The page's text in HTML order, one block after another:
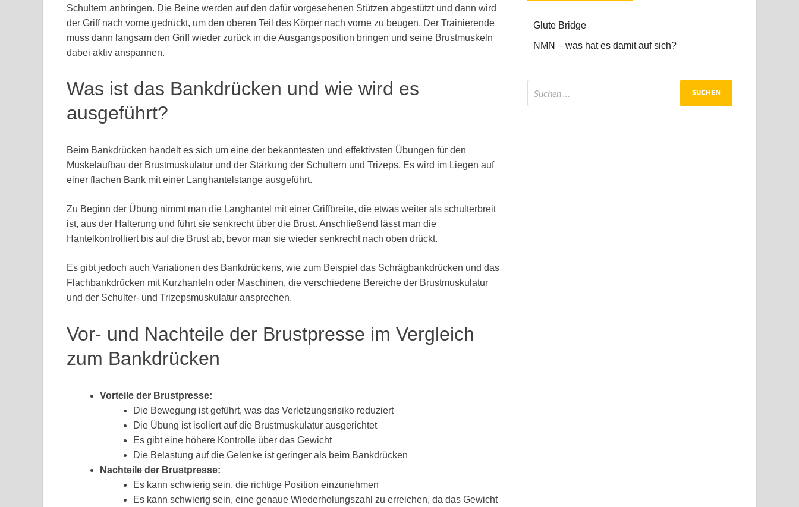
Schultern anbringen. Die Beine werden auf den dafür vorgesehenen Stützen abgestützt und dann wird
der Griff nach vorne gedrückt, um den oberen Teil des Körper nach vorne zu beugen. Der Trainierende
muss dann langsam den Griff wieder zurück in die Ausgangsposition bringen und seine Brustmuskeln
dabei aktiv anspannen.
Was ist das Bankdrücken und wie wird es
ausgeführt?
Beim Bankdrücken handelt es sich um eine der bekanntesten und effektivsten Übungen für den
Muskelaufbau der Brustmuskulatur und der Stärkung der Schultern und Trizeps. Es wird im Liegen auf
einer flachen Bank mit einer Langhantelstange ausgeführt.
Zu Beginn der Übung nimmt man die Langhantel mit einer Griffbreite, die etwas weiter als schulterbreit
ist, aus der Halterung und führt sie senkrecht über die Brust. Anschließend lässt man die
Hantelkontrolliert bis auf die Brust ab, bevor man sie wieder senkrecht nach oben drückt.
Es gibt jedoch auch Variationen des Bankdrückens, wie zum Beispiel das Schrägbankdrücken und das
Flachbankdrücken mit Kurzhanteln oder Maschinen, die verschiedene Bereiche der Brustmuskulatur
und der Schulter- und Trizepsmuskulatur ansprechen.
Vor- und Nachteile der Brustpresse im Vergleich
zum Bankdrücken
Vorteile der Brustpresse:
Die Bewegung ist geführt, was das Verletzungsrisiko reduziert
Die Übung ist isoliert auf die Brustmuskulatur ausgerichtet
Es gibt eine höhere Kontrolle über das Gewicht
Die Belastung auf die Gelenke ist geringer als beim Bankdrücken
Nachteile der Brustpresse:
Es kann schwierig sein, die richtige Position einzunehmen
Es kann schwierig sein, eine genaue Wiederholungszahl zu erreichen, da das Gewicht
Glute Bridge
NMN – was hat es damit auf sich?